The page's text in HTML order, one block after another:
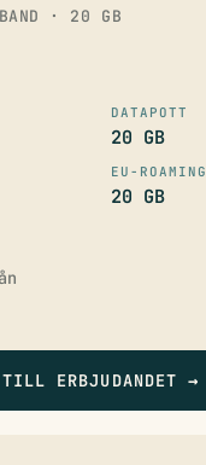
· 20 GB
DATAPOTT
20 GB
EU-ROAMING
20 GB
TILL ERBJUDANDET→